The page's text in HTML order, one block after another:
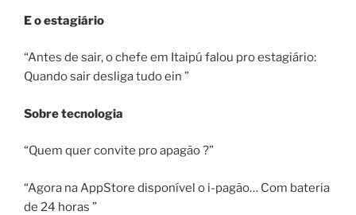
E o estagiário
“Antes de sair, o chefe em Itaipú falou pro estagiário:
Quando sair desliga tudo ein ”
Sobre tecnologia
“Quem quer convite pro apagão ?”
“Agora na AppStore disponível o i-pagão… Com bateria
de 24 horas ”